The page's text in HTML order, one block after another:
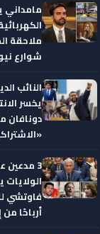
مامداني
ملاحقة
شوارع
النائب
يخسر
دونافان
3
فاوتشي
أرباحًا